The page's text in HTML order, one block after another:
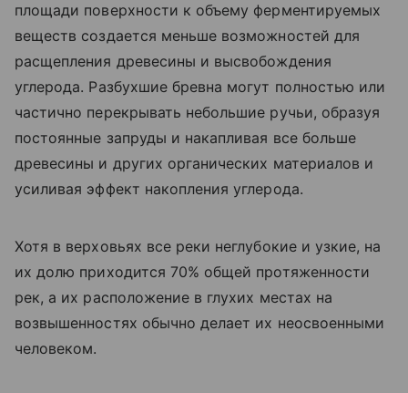
площади поверхности к объему ферментируемых
веществ создается меньше возможностей для
расщепления древесины и высвобождения
углерода. Разбухшие бревна могут полностью или
частично перекрывать небольшие ручьи, образуя
постоянные запруды и накапливая все больше
древесины и других органических материалов и
усиливая эффект накопления углерода.
Хотя в верховьях все реки неглубокие и узкие, на
их долю приходится 70% общей протяженности
рек, а их расположение в глухих местах на
возвышенностях обычно делает их неосвоенными
человеком.